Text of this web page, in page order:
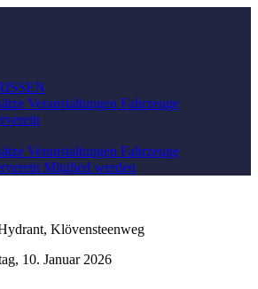
Veranstaltungen Fahrzeuge
Veranstaltungen Fahrzeuge
Mitglied werden
Klövensteenweg
10. Januar 2026